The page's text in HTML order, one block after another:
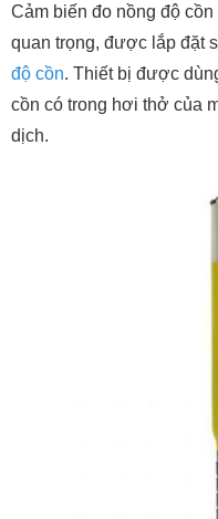
Cảm biến đo nồng độ
quan trọng, được lắp đặt
độ cồn. Thiết bị được
cồn có trong hơi thở của
dịch.